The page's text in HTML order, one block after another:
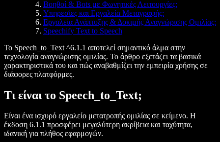
Βοηθοί & Bots με Φωνητικές Λειτουργίες:
Υπηρεσίες και Εργαλεία Μεταγραφής:
Εργαλεία Ανάπτυξης & Δοκιμής Αναγνώρισης Ομιλίας:
Speechify Text to Speech
Το Speech_to_Text ^6.1.1 αποτελεί σημαντικό άλμα στην
τεχνολογία αναγνώρισης ομιλίας. Το άρθρο εξετάζει τα βασικά
χαρακτηριστικά του και πώς αναβαθμίζει την εμπειρία χρήσης σε
διάφορες πλατφόρμες.
Τι είναι το Speech_to_Text;
Είναι ένα ισχυρό εργαλείο μετατροπής ομιλίας σε κείμενο. Η
έκδοση 6.1.1 προσφέρει μεγαλύτερη ακρίβεια και ταχύτητα,
ιδανική για πλήθος εφαρμογών.